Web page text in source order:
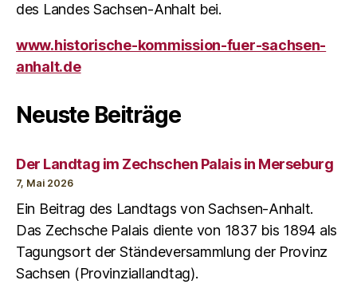
des Landes Sachsen-Anhalt bei.
www.historische-kommission-fuer-sachsen-
anhalt.de
Neuste Beiträge
Der Landtag im Zechschen Palais in Merseburg
7, Mai 2026
Ein Beitrag des Landtags von Sachsen-Anhalt.
Das Zechsche Palais diente von 1837 bis 1894 als
Tagungsort der Ständeversammlung der Provinz
Sachsen (Provinziallandtag).